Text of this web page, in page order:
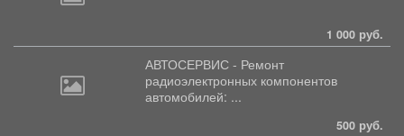
1 000 руб.
АВТОСЕРВИС - Ремонт
радиоэлектронных компонентов
автомобилей: ...
500 руб.